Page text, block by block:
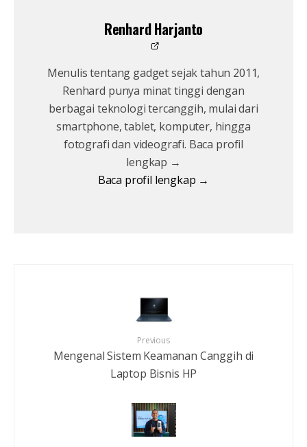
Renhard Harjanto
Menulis tentang gadget sejak tahun 2011,
Renhard punya minat tinggi dengan
berbagai teknologi tercanggih, mulai dari
smartphone, tablet, komputer, hingga
fotografi dan videografi. Baca profil
lengkap →
Baca profil lengkap →
Previous
Mengenal Sistem Keamanan Canggih di
Laptop Bisnis HP